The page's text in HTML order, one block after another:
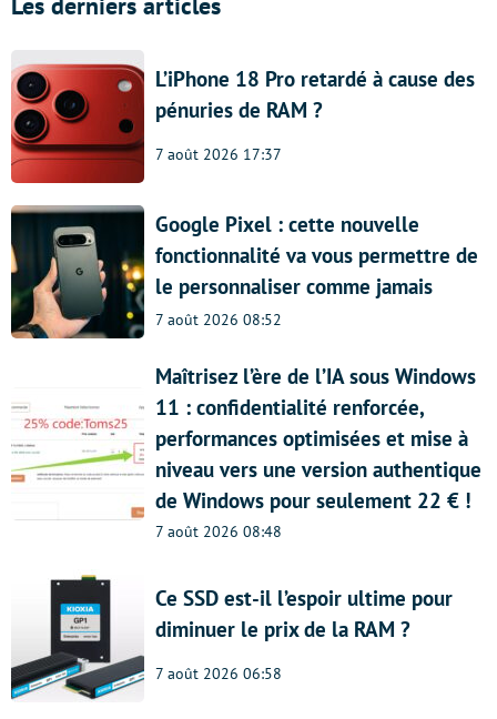
L’iPhone 18 Pro retardé à cause des
pénuries de RAM ?
7 août 2026 17:37
Google Pixel : cette nouvelle
fonctionnalité va vous permettre de
le personnaliser comme jamais
7 août 2026 08:52
Maîtrisez l’ère de l’IA sous Windows
11 : confidentialité renforcée,
performances optimisées et mise à
niveau vers une version authentique
de Windows pour seulement 22 € !
7 août 2026 08:48
Ce SSD est-il l’espoir ultime pour
diminuer le prix de la RAM ?
7 août 2026 06:58